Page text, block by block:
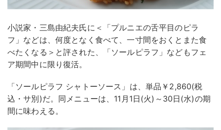
小説家・三島由紀夫氏に＜「プルニエの舌平目のピラ
フ」などは、何度となく食べて、一寸間をおくとまた食
べたくなる＞と評された、「ソールピラフ」などもフェ
ア期間中に限り復活。
「ソールピラフ シャトーソース」は、単品￥2,860(税
込・サ別)だ。同メニューは、11月1日(火)～30日(水)の期
間に味わえる。